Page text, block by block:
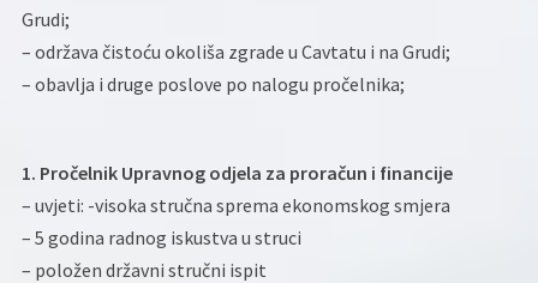
Grudi;
– održava čistoću okoliša zgrade u Cavtatu i na Grudi;
– obavlja i druge poslove po nalogu pročelnika;
1. Pročelnik Upravnog odjela za proračun i financije
– uvjeti: -visoka stručna sprema ekonomskog smjera
– 5 godina radnog iskustva u struci
– položen državni stručni ispit